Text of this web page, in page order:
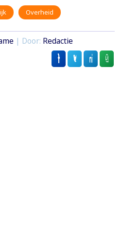
Overheid
| Door: Redactie